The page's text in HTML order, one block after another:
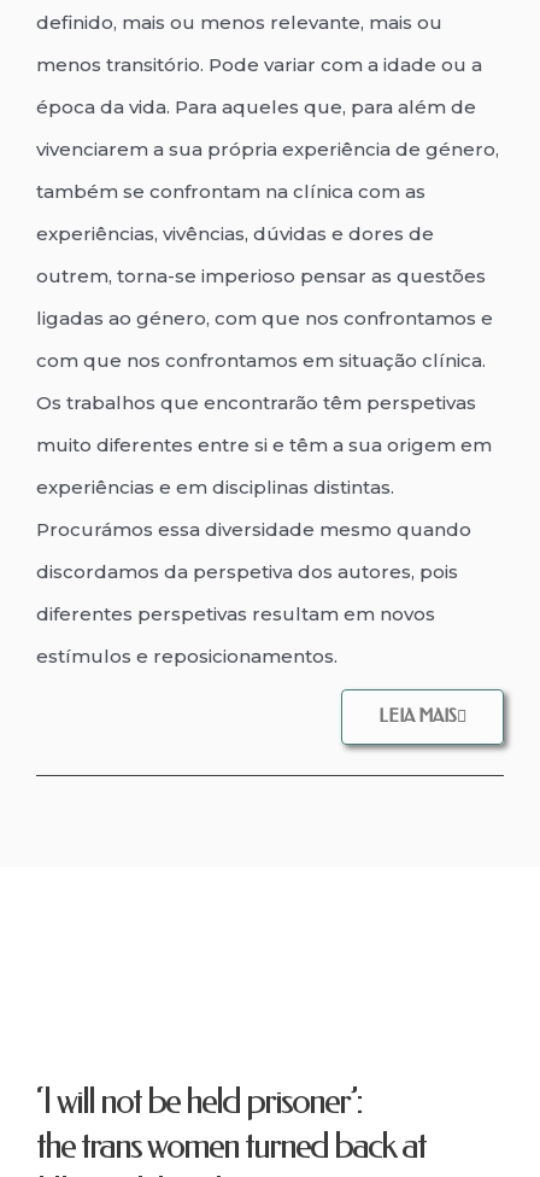
definido, mais ou menos relevante, mais ou
menos transitório. Pode variar com a idade ou a
época da vida. Para aqueles que, para além de
vivenciarem a sua própria experiência de género,
também se confrontam na clínica com as
experiências, vivências, dúvidas e dores de
outrem, torna-se imperioso pensar as questões
ligadas ao género, com que nos confrontamos e
com que nos confrontamos em situação clínica.
Os trabalhos que encontrarão têm perspetivas
muito diferentes entre si e têm a sua origem em
experiências e em disciplinas distintas.
Procurámos essa diversidade mesmo quando
discordamos da perspetiva dos autores, pois
diferentes perspetivas resultam em novos
estímulos e reposicionamentos.
LEIA MAIS
‘I will not be held prisoner’:
the trans women turned back at